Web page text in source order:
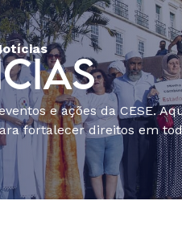
e ações da CESE.
fortalecer direitos em